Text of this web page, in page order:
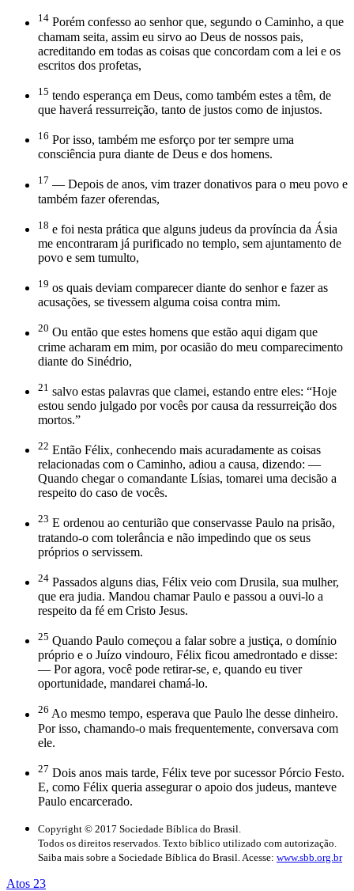
14 Porém confesso ao senhor que, segundo o Caminho, a que
chamam seita, assim eu sirvo ao Deus de nossos pais,
acreditando em todas as coisas que concordam com a lei e os
escritos dos profetas,
15 tendo esperança em Deus, como também estes a têm, de
que haverá ressurreição, tanto de justos como de injustos.
16 Por isso, também me esforço por ter sempre uma
consciência pura diante de Deus e dos homens.
17 — Depois de anos, vim trazer donativos para o meu povo e
também fazer oferendas,
18 e foi nesta prática que alguns judeus da província da Ásia
me encontraram já purificado no templo, sem ajuntamento de
povo e sem tumulto,
19 os quais deviam comparecer diante do senhor e fazer as
acusações, se tivessem alguma coisa contra mim.
20 Ou então que estes homens que estão aqui digam que
crime acharam em mim, por ocasião do meu comparecimento
diante do Sinédrio,
21 salvo estas palavras que clamei, estando entre eles: “Hoje
estou sendo julgado por vocês por causa da ressurreição dos
mortos.”
22 Então Félix, conhecendo mais acuradamente as coisas
relacionadas com o Caminho, adiou a causa, dizendo: —
Quando chegar o comandante Lísias, tomarei uma decisão a
respeito do caso de vocês.
23 E ordenou ao centurião que conservasse Paulo na prisão,
tratando-o com tolerância e não impedindo que os seus
próprios o servissem.
24 Passados alguns dias, Félix veio com Drusila, sua mulher,
que era judia. Mandou chamar Paulo e passou a ouvi-lo a
respeito da fé em Cristo Jesus.
25 Quando Paulo começou a falar sobre a justiça, o domínio
próprio e o Juízo vindouro, Félix ficou amedrontado e disse:
— Por agora, você pode retirar-se, e, quando eu tiver
oportunidade, mandarei chamá-lo.
26 Ao mesmo tempo, esperava que Paulo lhe desse dinheiro.
Por isso, chamando-o mais frequentemente, conversava com
ele.
27 Dois anos mais tarde, Félix teve por sucessor Pórcio Festo.
E, como Félix queria assegurar o apoio dos judeus, manteve
Paulo encarcerado.
Copyright © 2017 Sociedade Bíblica do Brasil.
Todos os direitos reservados. Texto bíblico utilizado com autorização.
Saiba mais sobre a Sociedade Bíblica do Brasil. Acesse: www.sbb.org.br
Atos 23